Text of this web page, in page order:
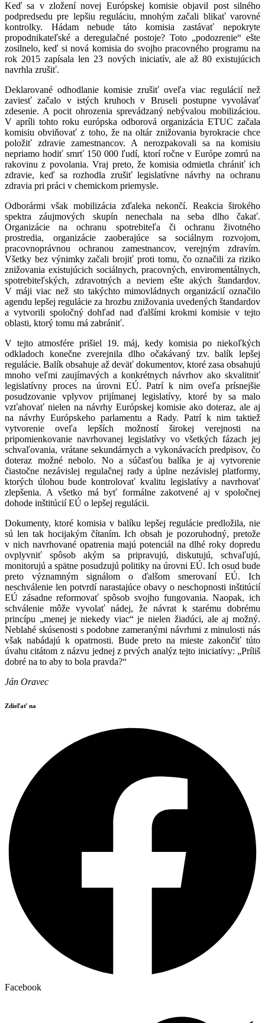
Keď sa v zložení novej Európskej komisie objavil post silného
podpredsedu pre lepšiu reguláciu, mnohým začali blikať varovné
kontrolky. Hádam nebude táto komisia zastávať nepokryte
propodnikateľské a deregulačné postoje? Toto „podozrenie“ ešte
zosilnelo, keď si nová komisia do svojho pracovného programu na
rok 2015 zapísala len 23 nových iniciatív, ale až 80 existujúcich
navrhla zrušiť.
Deklarované odhodlanie komisie zrušiť oveľa viac regulácií než
zaviesť začalo v istých kruhoch v Bruseli postupne vyvolávať
zdesenie. A pocit ohrozenia sprevádzaný nebývalou mobilizáciou.
V apríli tohto roku európska odborová organizácia ETUC začala
komisiu obviňovať z toho, že na oltár znižovania byrokracie chce
položiť zdravie zamestnancov. A nerozpakovali sa na komisiu
nepriamo hodiť smrť 150 000 ľudí, ktorí ročne v Európe zomrú na
rakovinu z povolania. Vraj preto, že komisia odmietla chrániť ich
zdravie, keď sa rozhodla zrušiť legislatívne návrhy na ochranu
zdravia pri práci v chemickom priemysle.
Odborármi však mobilizácia zďaleka nekončí. Reakcia širokého
spektra záujmových skupín nenechala na seba dlho čakať.
Organizácie na ochranu spotrebiteľa či ochranu životného
prostredia, organizácie zaoberajúce sa sociálnym rozvojom,
pracovnoprávnou ochranou zamestnancov, verejným zdravím.
Všetky bez výnimky začali brojiť proti tomu, čo označili za riziko
znižovania existujúcich sociálnych, pracovných, enviromentálnych,
spotrebiteľských, zdravotných a neviem ešte akých štandardov.
V máji viac než sto takýchto mimovládnych organizácií označilo
agendu lepšej regulácie za hrozbu znižovania uvedených štandardov
a vytvorili spoločný dohľad nad ďalšími krokmi komisie v tejto
oblasti, ktorý tomu má zabrániť.
V tejto atmosfére prišiel 19. máj, kedy komisia po niekoľkých
odkladoch konečne zverejnila dlho očakávaný tzv. balík lepšej
regulácie. Balík obsahuje až deväť dokumentov, ktoré zasa obsahujú
mnoho veľmi zaujímavých a konkrétnych návrhov ako skvalitniť
legislatívny proces na úrovni EÚ. Patrí k nim oveľa prísnejšie
posudzovanie vplyvov prijímanej legislatívy, ktoré by sa malo
vzťahovať nielen na návrhy Európskej komisie ako doteraz, ale aj
na návrhy Európskeho parlamentu a Rady. Patrí k nim taktiež
vytvorenie oveľa lepších možností širokej verejnosti na
pripomienkovanie navrhovanej legislatívy vo všetkých fázach jej
schvaľovania, vrátane sekundárnych a vykonávacích predpisov, čo
doteraz možné nebolo. No a súčasťou balíka je aj vytvorenie
čiastočne nezávislej regulačnej rady a úplne nezávislej platformy,
ktorých úlohou bude kontrolovať kvalitu legislatívy a navrhovať
zlepšenia. A všetko má byť formálne zakotvené aj v spoločnej
dohode inštitúcií EÚ o lepšej regulácii.
Dokumenty, ktoré komisia v balíku lepšej regulácie predložila, nie
sú len tak hocijakým čítaním. Ich obsah je pozoruhodný, pretože
v nich navrhované opatrenia majú potenciál na dlhé roky dopredu
ovplyvniť spôsob akým sa pripravujú, diskutujú, schvaľujú,
monitorujú a spätne posudzujú politiky na úrovni EÚ. Ich osud bude
preto významným signálom o ďalšom smerovaní EÚ. Ich
neschválenie len potvrdí narastajúce obavy o neschopnosti inštitúcií
EÚ zásadne reformovať spôsob svojho fungovania. Naopak, ich
schválenie môže vyvolať nádej, že návrat k starému dobrému
princípu „menej je niekedy viac“ je nielen žiadúci, ale aj možný.
Neblahé skúsenosti s podobne zameranými návrhmi z minulosti nás
však nabádajú k opatrnosti. Bude preto na mieste zakončiť túto
úvahu citátom z názvu jednej z prvých analýz tejto iniciatívy: „Príliš
dobré na to aby to bola pravda?“
Ján Oravec
Zdieľať na
Facebook